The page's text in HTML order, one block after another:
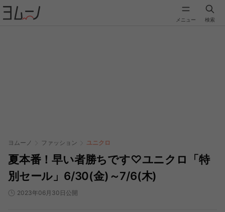
メニュー 検索
ヨムーノ ファッション ユニクロ
夏本番！早い者勝ちです♡ユニクロ「特
別セール」6/30(金)～7/6(木)
2023年06月30日公開